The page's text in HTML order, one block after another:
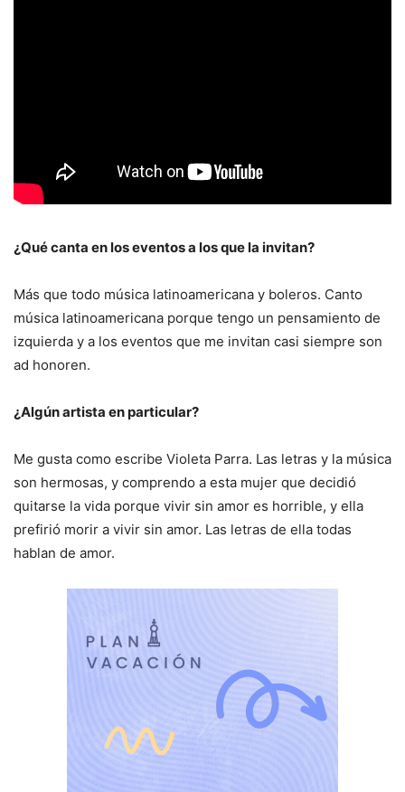
¿Qué canta en los eventos a los que la invitan?
Más que todo música latinoamericana y boleros. Canto
música latinoamericana porque tengo un pensamiento de
izquierda y a los eventos que me invitan casi siempre son
ad honoren.
¿Algún artista en particular?
Me gusta como escribe Violeta Parra. Las letras y la música
son hermosas, y comprendo a esta mujer que decidió
quitarse la vida porque vivir sin amor es horrible, y ella
prefirió morir a vivir sin amor. Las letras de ella todas
hablan de amor.